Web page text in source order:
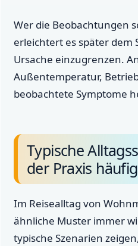
Wer die Beobachtungen
erleichtert es später dem
Ursache einzugrenzen.
Außentemperatur,
beobachtete Symptome
Typische
der Praxis
Im Reisealltag von
ähnliche Muster immer
typische Szenarien